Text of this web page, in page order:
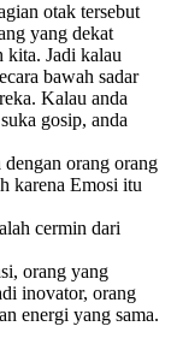
otak tersebut
yang dekat
kita. Jadi kalau
bawah sadar
Kalau anda
gosip, anda
orang orang
karena Emosi itu
cermin dari
orang yang
inovator, orang
energi yang sama.